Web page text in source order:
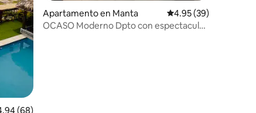
promedio: 4.94 de 5, 68 reseñas
(68)
Apartamento en Manta Calificación
4.95 (39)
OCASO Moderno Dpto con espectacular